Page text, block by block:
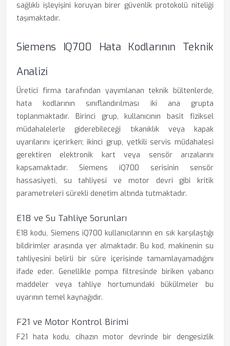
sağlıklı işleyişini koruyan birer güvenlik protokolü niteliği
taşımaktadır.
Siemens IQ700 Hata Kodlarının Teknik
Analizi
Üretici firma tarafından yayımlanan teknik bültenlerde,
hata kodlarının sınıflandırılması iki ana grupta
toplanmaktadır. Birinci grup, kullanıcının basit fiziksel
müdahalelerle giderebileceği tıkanıklık veya kapak
uyarılarını içerirken; ikinci grup, yetkili servis müdahalesi
gerektiren elektronik kart veya sensör arızalarını
kapsamaktadır. Siemens iQ700 serisinin sensör
hassasiyeti, su tahliyesi ve motor devri gibi kritik
parametreleri sürekli denetim altında tutmaktadır.
E18 ve Su Tahliye Sorunları
E18 kodu, Siemens iQ700 kullanıcılarının en sık karşılaştığı
bildirimler arasında yer almaktadır. Bu kod, makinenin su
tahliyesini belirli bir süre içerisinde tamamlayamadığını
ifade eder. Genellikle pompa filtresinde biriken yabancı
maddeler veya tahliye hortumundaki bükülmeler bu
uyarının temel kaynağıdır.
F21 ve Motor Kontrol Birimi
F21 hata kodu, cihazın motor devrinde bir dengesizlik